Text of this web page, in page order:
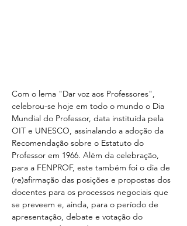
Com o lema "Dar voz aos Professores",
celebrou-se hoje em todo o mundo o Dia
Mundial do Professor, data instituída pela
OIT e UNESCO, assinalando a adoção da
Recomendação sobre o Estatuto do
Professor em 1966. Além da celebração,
para a FENPROF, este também foi o dia de
(re)afirmação das posições e propostas dos
docentes para os processos negociais que
se preveem e, ainda, para o período de
apresentação, debate e votação do